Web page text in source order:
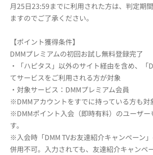
月25日23:59までに利用された方は、判定期
ますのでご了承ください。
【ポイント獲得条件】
DMMプレミアムの初回お試し無料登録完了
・「ハピタス」以外のサイト経由を含め、「
てサービスをご利用される方が対象
・対象サービス：DMMプレミアム会員
※DMMアカウントをすでに持っている方も対
※DMMポイント入会（即時有料）のユーザー
す。
※入会時「DMM TVお友達紹介キャンペーン
併用不可。入力されても、友達紹介キャンペ